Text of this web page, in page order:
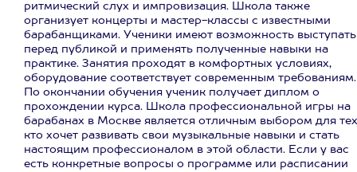
ритмический слух и импровизация. Школа также
организует концерты и мастер-классы с известными
барабанщиками. Ученики имеют возможность выступать
перед публикой и применять полученные навыки на
практике. Занятия проходят в комфортных условиях,
оборудование соответствует современным требованиям.
По окончании обучения ученик получает диплом о
прохождении курса. Школа профессиональной игры на
барабанах в Москве является отличным выбором для
кто хочет развивать свои музыкальные навыки и стать
настоящим профессионалом в этой области. Если у вас
есть конкретные вопросы о программе или расписании